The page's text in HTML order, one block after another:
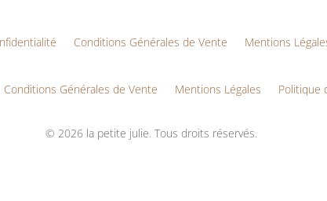
Conditions Générales de Vente Mentions
Conditions Générales de Vente Mentions Légales Politique
© 2026 la petite julie. Tous droits réservés.